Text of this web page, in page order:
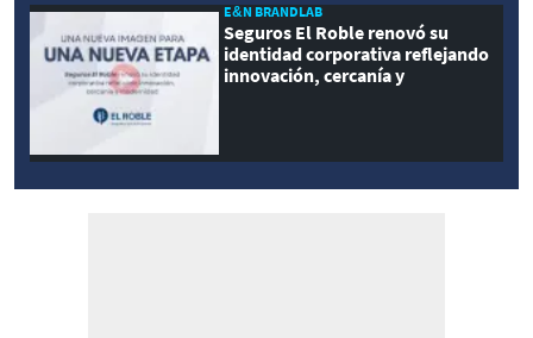
E&N BRANDLAB
Seguros El Roble renovó su
identidad corporativa reflejando
innovación, cercanía y